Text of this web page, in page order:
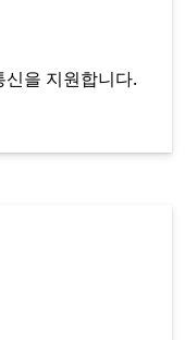
을 지원합니다.